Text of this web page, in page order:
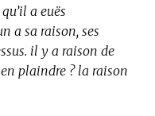
a euës
a sa raison, ses
il y a raison de
plaindre ? la raison